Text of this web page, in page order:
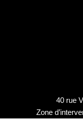
40 rue
Zone